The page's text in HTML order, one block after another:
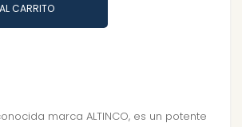
CARRITO
marca ALTINCO, es un potente